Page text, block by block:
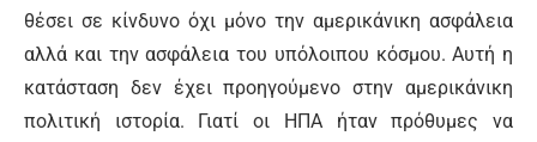
θέσει σε κίνδυνο όχι μόνο την αμερικάνικη ασφάλεια
αλλά και την ασφάλεια του υπόλοιπου κόσμου. Αυτή η
κατάσταση δεν έχει προηγούμενο στην αμερικάνικη
πολιτική ιστορία. Γιατί οι ΗΠΑ ήταν πρόθυμες να